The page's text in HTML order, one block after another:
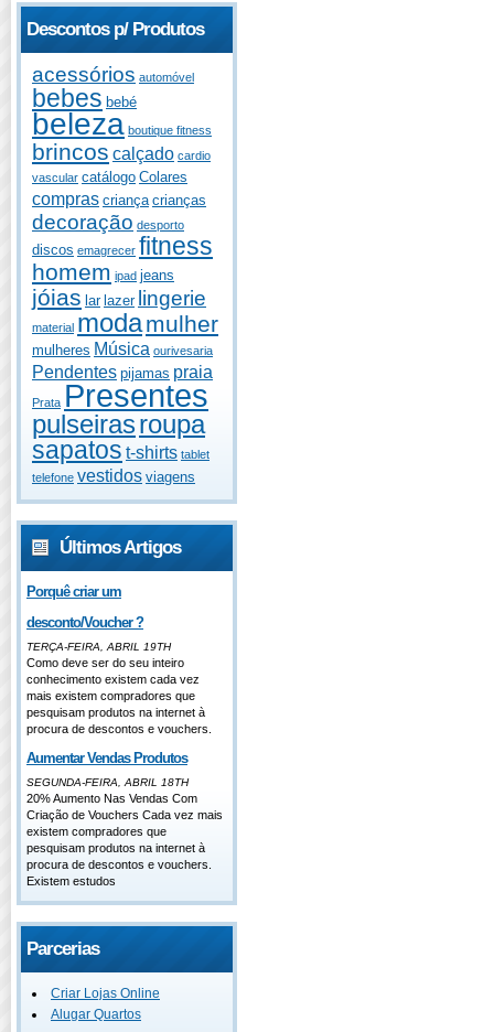
Descontos p/ Produtos
acessórios automóvel
bebes bebé
beleza boutique fitness
brincos calçado cardio
vascular catálogo Colares
compras criança crianças
decoração desporto
discos emagrecer fitness
homem ipad jeans
jóias lar lazer lingerie
material modamulher
mulheres Música ourivesaria
Pendentes pijamas praia
Prata Presentes
pulseirasroupa
sapatos t-shirts tablet
telefone vestidos viagens
Últimos Artigos
Porquê criar um
desconto/Voucher ?
TERÇA-FEIRA, ABRIL 19TH
Como deve ser do seu inteiro
conhecimento existem cada vez
mais existem compradores que
pesquisam produtos na internet à
procura de descontos e vouchers.
Aumentar Vendas Produtos
SEGUNDA-FEIRA, ABRIL 18TH
20% Aumento Nas Vendas Com
Criação de Vouchers Cada vez mais
existem compradores que
pesquisam produtos na internet à
procura de descontos e vouchers.
Existem estudos
Parcerias
Criar Lojas Online
Alugar Quartos